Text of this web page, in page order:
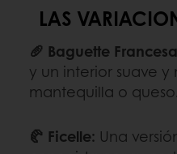
LAS
🥖 Baguette Francesa
y un interior suave y
mantequilla o queso.
🥐 Ficelle: Una